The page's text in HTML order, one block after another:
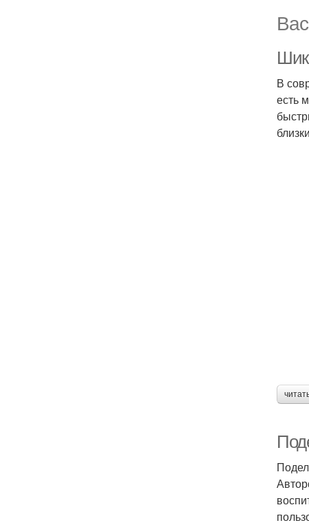
В
есть